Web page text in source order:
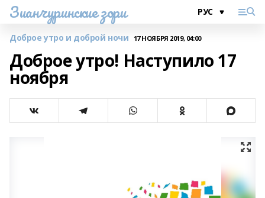
Зианчуринские зори
Доброе утро и доброй ночи 17 НОЯБРЯ 2019, 04:00
Доброе утро! Наступило 17
ноября